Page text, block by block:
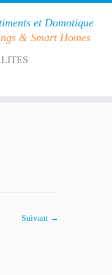
et Domotique
& Smart Homes
Suivant →